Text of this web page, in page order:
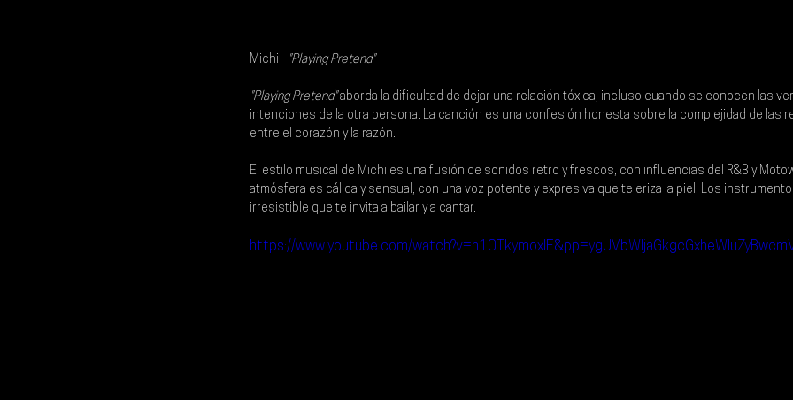
Michi - "Playing Pretend"
"Playing Pretend" aborda la dificultad de dejar una relación tóxica, incluso cuando se conocen las
intenciones de la otra persona. La canción es una confesión honesta sobre la complejidad de las
entre el corazón y la razón.
El estilo musical de Michi es una fusión de sonidos retro y frescos, con influencias del R&B y
atmósfera es cálida y sensual, con una voz potente y expresiva que te eriza la piel. Los
irresistible que te invita a bailar y a cantar.
https://www.youtube.com/